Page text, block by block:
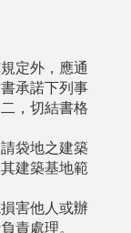
定外，應通
承諾下列事
，切結書格
袋地之建築
建築基地範
害他人或辦
責處理。